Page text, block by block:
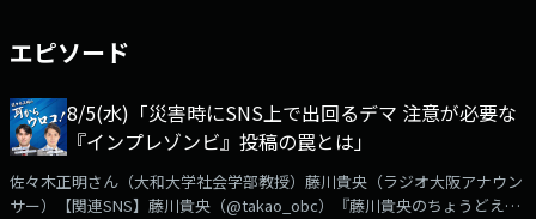
社会学部・佐々木正明教授に、気づきのきっかけになるような、視野が広
エピソード
8/5(水)「災害時にSNS上で出回るデマ 注意が必要な
『インプレゾンビ』投稿の罠とは」
佐々木正明さん（大和大学社会学部教授）藤川貴央（ラジオ大阪アナウン
サー）【関連SNS】藤川貴央（@takao_obc）『藤川貴央のちょうどえぇ